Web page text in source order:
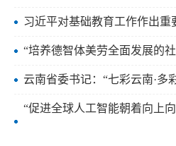
习近平对基础教育工作作出重
“培养德智体美劳全面发展的
云南省委书记：“七彩云南·多
“促进全球人工智能朝着向上